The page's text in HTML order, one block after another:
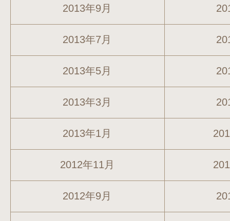
2013年9月
2013年7月
2013年5月
2013年3月
2013年1月
2012年11月
2012年9月